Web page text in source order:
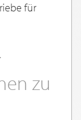
für
zu